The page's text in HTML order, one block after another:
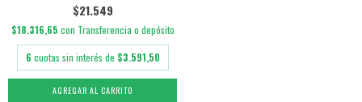
$21.549
$18.316,65 con Transferencia o depósito
6 cuotas sin interés de $3.591,50
AGREGAR AL CARRITO